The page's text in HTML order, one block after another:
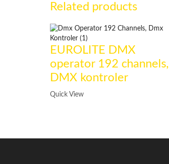
Related products
EUROLITE DMX
operator 192 channels,
DMX kontroler
Quick View